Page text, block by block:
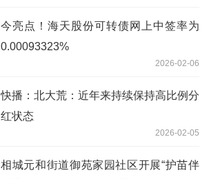
今亮点！海天股份可转债网上中签率为
0.00093323%
2026-02-06
快播：北大荒：近年来持续保持高比例分
红状态
2026-02-05
相城元和街道御苑家园社区开展“护苗伴